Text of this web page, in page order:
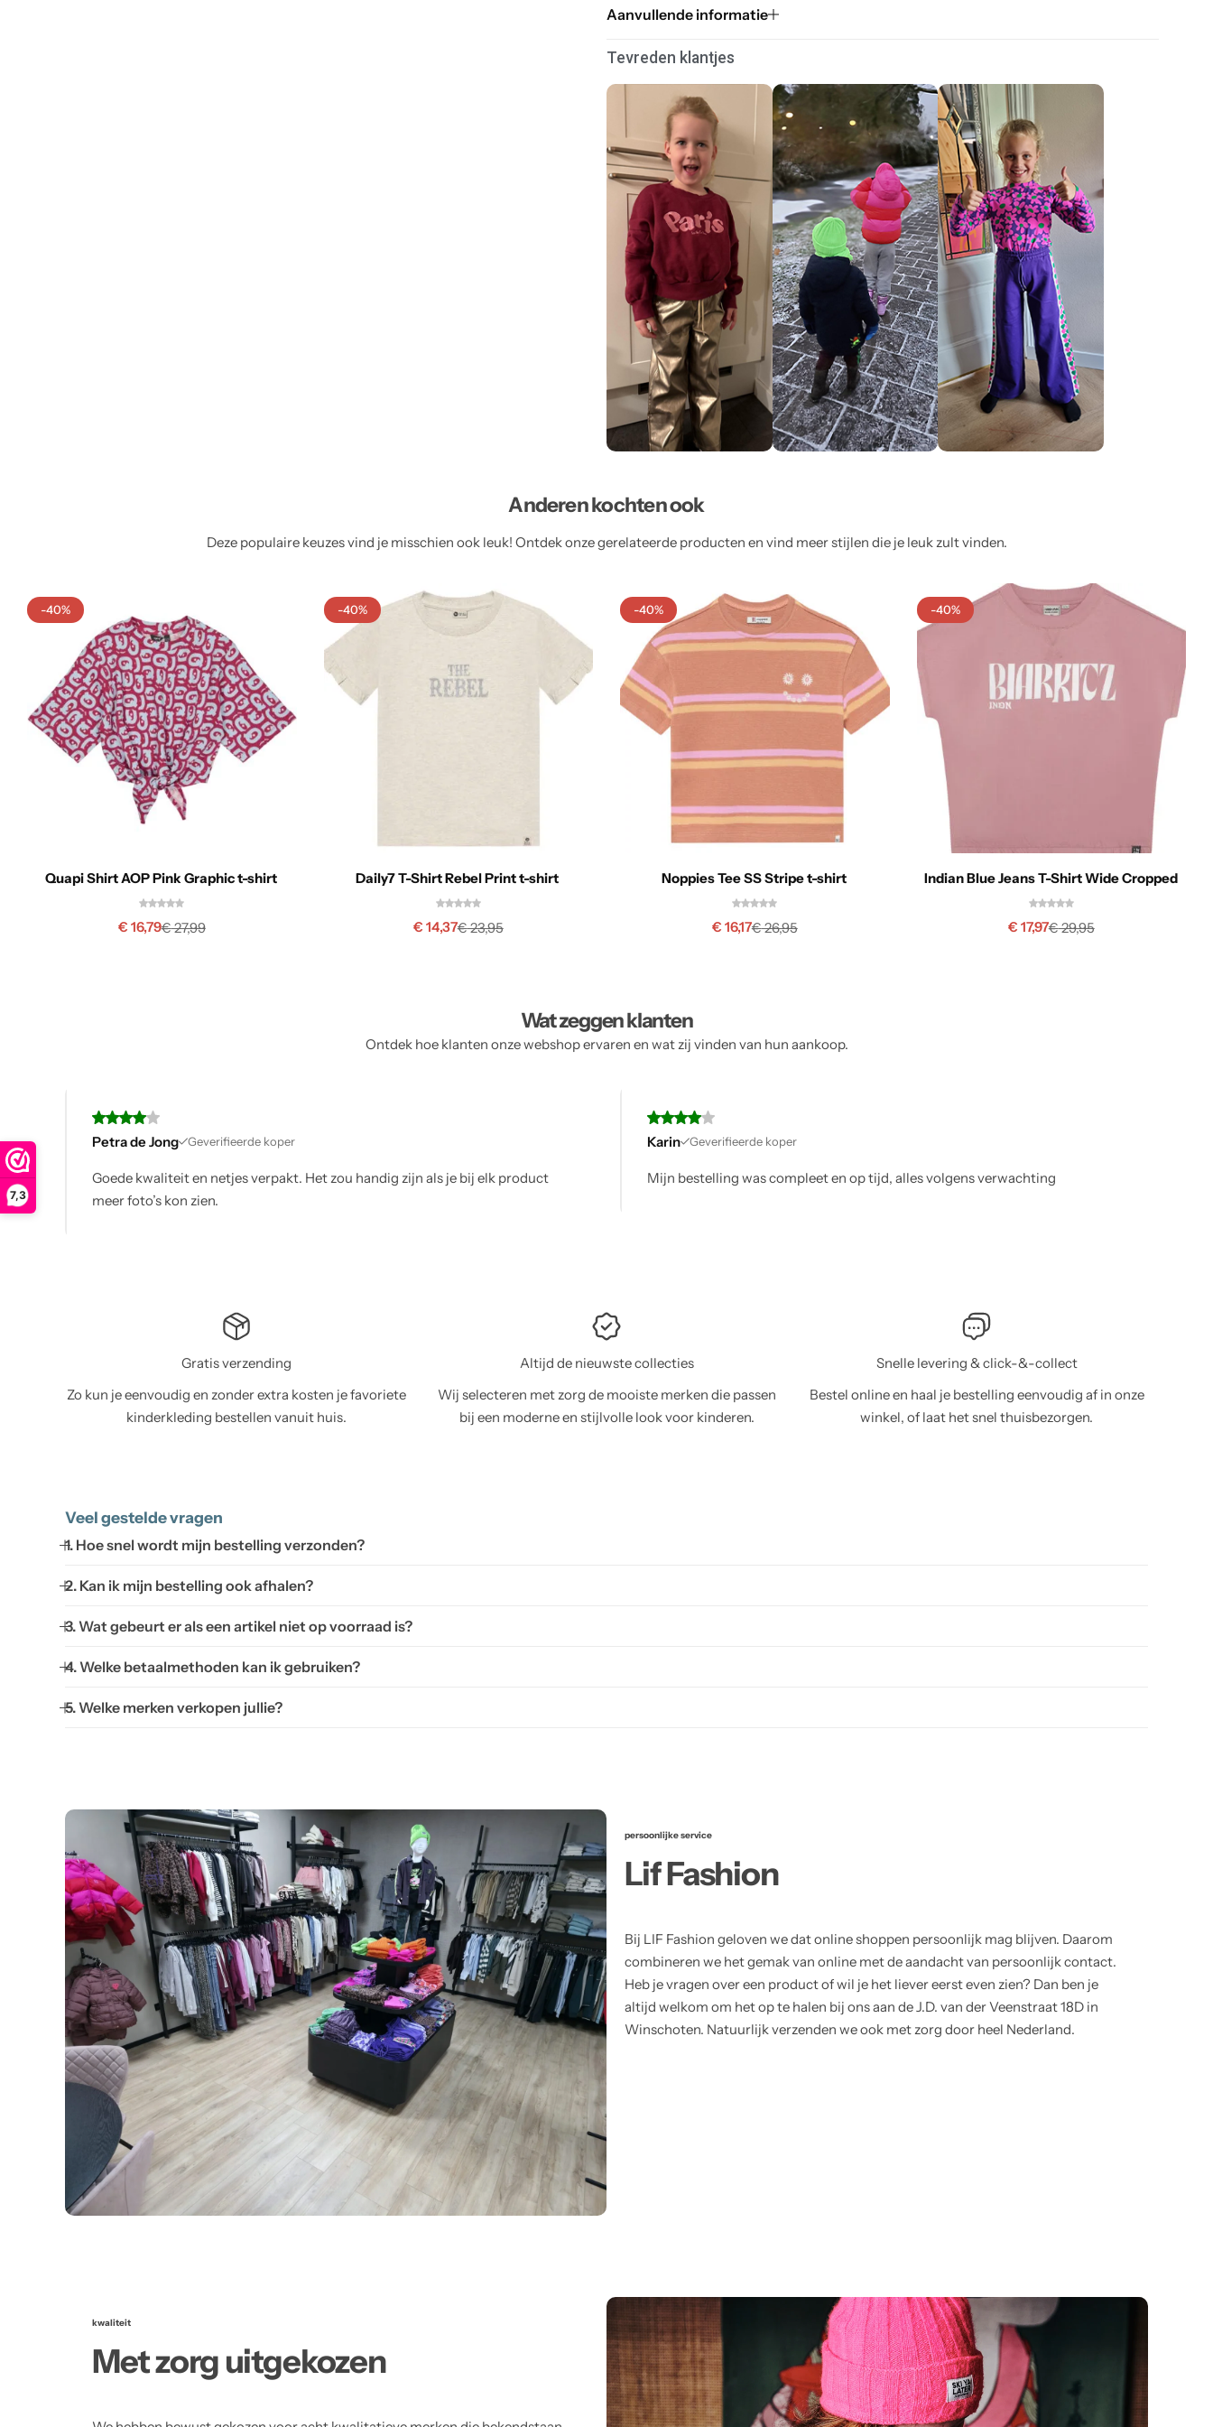
7,3
Aanvullende informatie
Tevreden klantjes
Anderen kochten ook
Deze populaire keuzes vind je misschien ook leuk! Ontdek onze gerelateerde producten en vind meer stijlen die je leuk zult vinden.
-40%
Quapi Shirt AOP Pink Graphic t-shirt
€27,99
€ 16,79
-40%
Daily7 T-Shirt Rebel Print t-shirt
€23,95
€ 14,37
-40%
Noppies Tee SS Stripe t-shirt
€26,95
€ 16,17
-40%
Indian Blue Jeans T-Shirt Wide Cropped
€29,95
€ 17,97
Wat zeggen klanten
Ontdek hoe klanten onze webshop ervaren en wat zij vinden van hun aankoop.
zijn als je bij elk product
Karin
Mijn bestelling was compleet en op tijd, alles volgens verwachting
Mooie kleding, duidelijke website. Zou het fijn vinden als er
Gratis verzending
Zo kun je eenvoudig en zonder extra kosten je favoriete
kinderkleding bestellen vanuit huis.
Altijd de nieuwste collecties
Wij selecteren met zorg de mooiste merken die passen
bij een moderne en stijlvolle look voor kinderen.
Snelle levering & click-&-collect
Bestel online en haal je bestelling eenvoudig af in onze
winkel, of laat het snel thuisbezorgen.
Veel gestelde vragen
1. Hoe snel wordt mijn bestelling verzonden?
2. Kan ik mijn bestelling ook afhalen?
3. Wat gebeurt er als een artikel niet op voorraad is?
4. Welke betaalmethoden kan ik gebruiken?
5. Welke merken verkopen jullie?
persoonlijke service
Lif Fashion
Bij LIF Fashion geloven we dat online shoppen persoonlijk mag blijven. Daarom
combineren we het gemak van online met de aandacht van persoonlijk contact.
Heb je vragen over een product of wil je het liever eerst even zien? Dan ben je
altijd welkom om het op te halen bij ons aan de J.D. van der Veenstraat 18D in
Winschoten. Natuurlijk verzenden we ook met zorg door heel Nederland.
kwaliteit
Met zorg uitgekozen